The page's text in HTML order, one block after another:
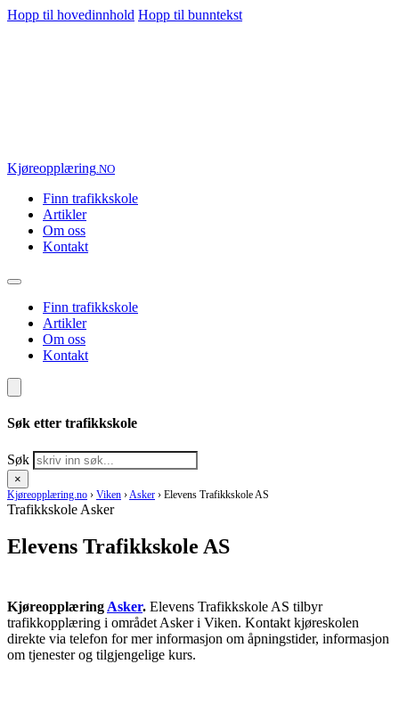
Hopp til hovedinnhold Hopp til bunntekst
Kjøreopplæring.NO
Finn trafikkskole
Artikler
Om oss
Kontakt
Finn trafikkskole
Artikler
Om oss
Kontakt
Søk etter trafikkskole
Søk
×
Kjøreopplæring.no › Viken › Asker › Elevens Trafikkskole AS
Trafikkskole Asker
Elevens Trafikkskole AS
Kjøreopplæring Asker. Elevens Trafikkskole AS tilbyr
trafikkopplæring i området Asker i Viken. Kontakt kjøreskolen
direkte via telefon for mer informasjon om åpningstider, informasjon
om tjenester og tilgjengelige kurs.